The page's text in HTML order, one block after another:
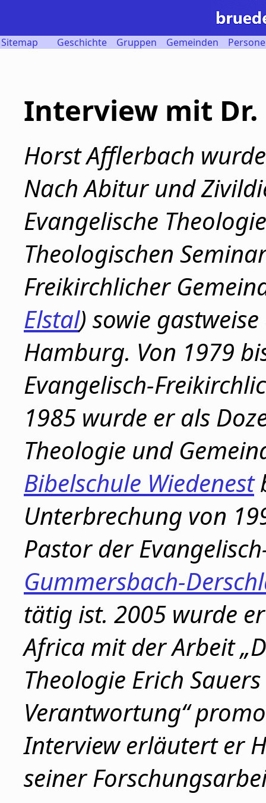
Sitemap Geschichte Gruppen Gemeinden
Interview mit
Horst Afflerbach
Nach Abitur und
Evangelische
Theologischen
Freikirchlicher
Elstal) sowie
Hamburg. Von 1979
Evangelisch-
1985 wurde er als
Theologie und
Bibelschule Wiedenest
Unterbrechung von
Pastor der
Gummersbach-
tätig ist. 2005 wurde
Africa mit der Arbeit
Theologie Erich
Verantwortung“
Interview erläutert er
seiner